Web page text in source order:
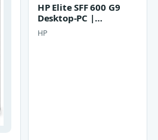
HP Elite SFF 600 G9
Desktop-PC |
881l2ea#abd | Core i7-
13700 - 16GB RA…
HP